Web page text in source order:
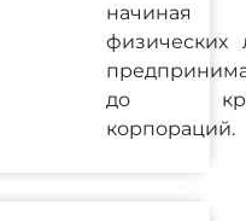
до
корпораций.